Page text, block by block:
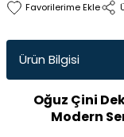
Ürün Bilgisi
Oğuz Çini
Modern